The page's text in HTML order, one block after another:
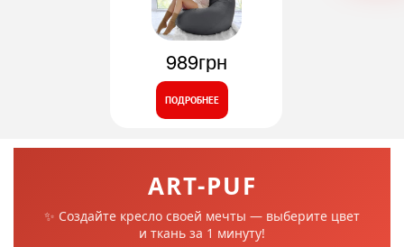
989грн
ПОДРОБНЕЕ